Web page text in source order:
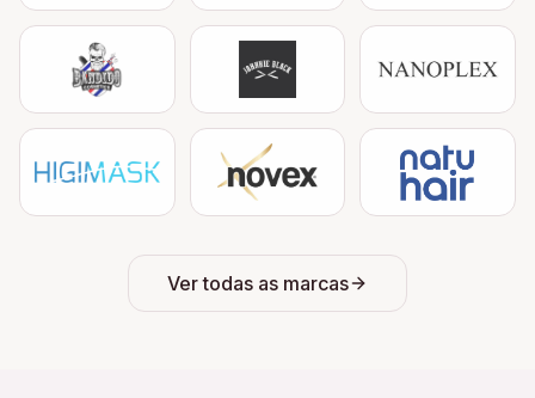
Ver todas as marcas